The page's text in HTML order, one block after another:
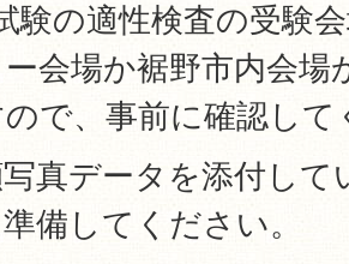
験の適性検査の受験
会場か裾野市内会場
ので、事前に確認して
真データを添付し
備してください。